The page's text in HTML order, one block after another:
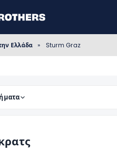
Ελλάδα » Sturm Graz